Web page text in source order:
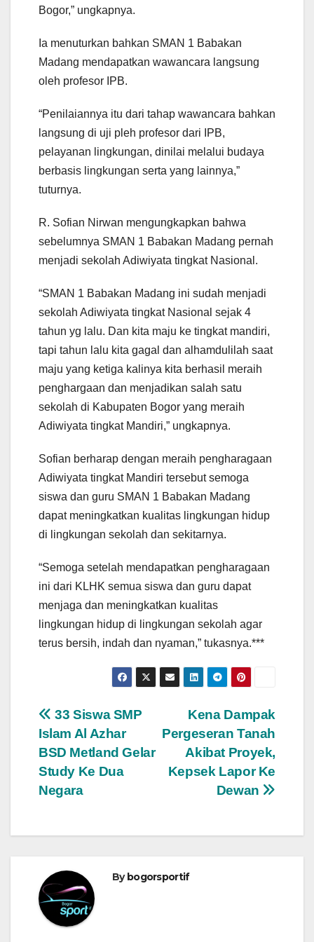
Bogor,” ungkapnya.
Ia menuturkan bahkan SMAN 1 Babakan
Madang mendapatkan wawancara langsung
oleh profesor IPB.
“Penilaiannya itu dari tahap wawancara bahkan
langsung di uji pleh profesor dari IPB,
pelayanan lingkungan, dinilai melalui budaya
berbasis lingkungan serta yang lainnya,”
tuturnya.
R. Sofian Nirwan mengungkapkan bahwa
sebelumnya SMAN 1 Babakan Madang pernah
menjadi sekolah Adiwiyata tingkat Nasional.
“SMAN 1 Babakan Madang ini sudah menjadi
sekolah Adiwiyata tingkat Nasional sejak 4
tahun yg lalu. Dan kita maju ke tingkat mandiri,
tapi tahun lalu kita gagal dan alhamdulilah saat
maju yang ketiga kalinya kita berhasil meraih
penghargaan dan menjadikan salah satu
sekolah di Kabupaten Bogor yang meraih
Adiwiyata tingkat Mandiri,” ungkapnya.
Sofian berharap dengan meraih pengharagaan
Adiwiyata tingkat Mandiri tersebut semoga
siswa dan guru SMAN 1 Babakan Madang
dapat meningkatkan kualitas lingkungan hidup
di lingkungan sekolah dan sekitarnya.
“Semoga setelah mendapatkan pengharagaan
ini dari KLHK semua siswa dan guru dapat
menjaga dan meningkatkan kualitas
lingkungan hidup di lingkungan sekolah agar
terus bersih, indah dan nyaman,” tukasnya.***
Navigasi
pos
Kena Dampak
Pergeseran Tanah
Akibat Proyek,
Kepsek Lapor Ke
Dewan
33 Siswa SMP
Islam Al Azhar
BSD Metland Gelar
Study Ke Dua
Negara
Bybogorsportif